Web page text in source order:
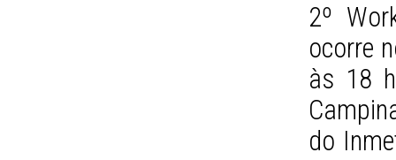
2º
ocorre
às 18
do